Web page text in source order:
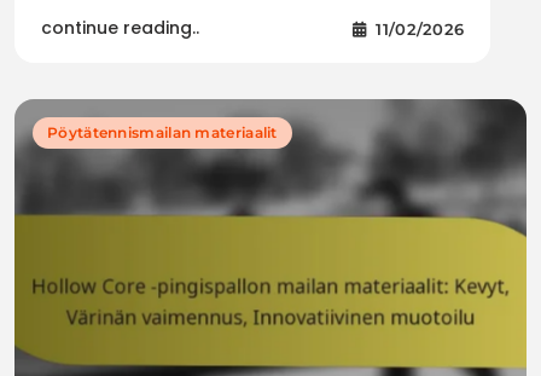
continue reading.. 11/02/2026
Pöytätennismailan materiaalit